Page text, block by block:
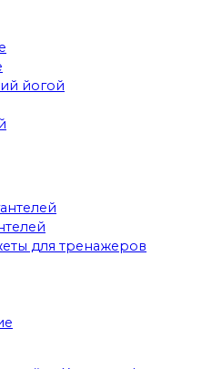
йогой
для тренажеров